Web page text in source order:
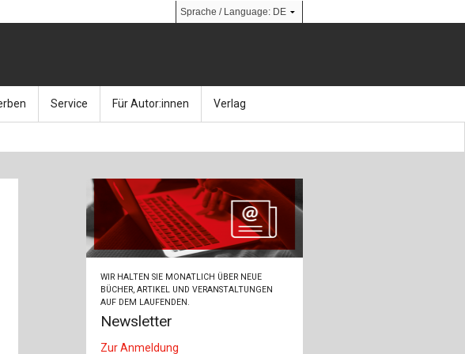
Glasbau
Grundlagen
Holzbau
Ingenieurbau
Mauerwerkbau
/ Kalenderrecherche
Service
Newsletter & Social Media
Wiley Online Library
Für Autor:innen
Kalender
Zeitschriften
Verlag
Ansprechpartner:innen
So finden Sie uns
bauingenieur24 – Berufsportal
Ingenieurbaupreis
WIR HALTEN SIE MONATLICH ÜBER NEUE
BÜCHER, ARTIKEL UND VERANSTALTUNGEN
AUF DEM LAUFENDEN.
Newsletter
Zur Anmeldung